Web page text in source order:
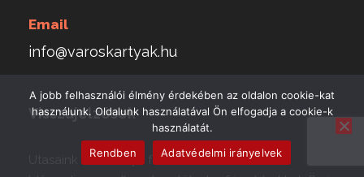
Email
info@varoskartyak.hu
Visszajelzések
Utasaink véleménye fontos számunkra.
A jobb felhasználói élmény érdekében az oldalon cookie-kat
használunk. Oldalunk használatával Ön elfogadja a cookie-k
használatát.
Rendben
Adatvédelmi irányelvek